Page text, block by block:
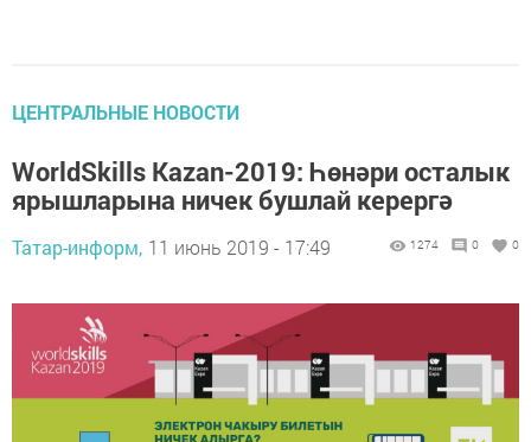
ЦЕНТРАЛЬНЫЕ НОВОСТИ
WorldSkills Kazan-2019: Һөнәри осталык
ярышларына ничек бушлай керергә
Татар-информ, 11 июнь 2019 - 17:49 1274 0 0